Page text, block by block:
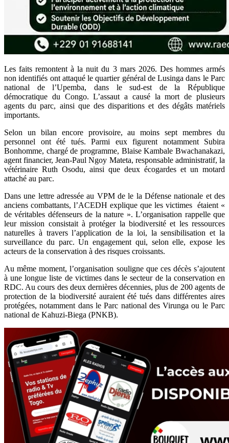
Les faits remontent à la nuit du 3 mars 2026. Des hommes armés
non identifiés ont attaqué le quartier général de Lusinga dans le Parc
national de l’Upemba, dans le sud-est de la République
démocratique du Congo. L’assaut a causé la mort de plusieurs
agents du parc, ainsi que des disparitions et des dégâts matériels
importants.
Selon un bilan encore provisoire, au moins sept membres du
personnel ont été tués. Parmi eux figurent notamment Subira
Bonhomme, chargé de programme, Blaise Kambale Bwachanakazi,
agent financier, Jean-Paul Ngoy Mateta, responsable administratif, la
vétérinaire Ruth Osodu, ainsi que deux écogardes et un motard
attaché au parc.
Dans une lettre adressée au VPM de le la Défense nationale et des
anciens combattants, l’ACEDH explique que les victimes étaient «
de véritables défenseurs de la nature ». L’organisation rappelle que
leur mission consistait à protéger la biodiversité et les ressources
naturelles à travers l’application de la loi, la sensibilisation et la
surveillance du parc. Un engagement qui, selon elle, expose les
acteurs de la conservation à des risques croissants.
Au même moment, l’organisation souligne que ces décès s’ajoutent
à une longue liste de victimes dans le secteur de la conservation en
RDC. Au cours des deux dernières décennies, plus de 200 agents de
protection de la biodiversité auraient été tués dans différentes aires
protégées, notamment dans le Parc national des Virunga ou le Parc
national de Kahuzi-Biega (PNKB).